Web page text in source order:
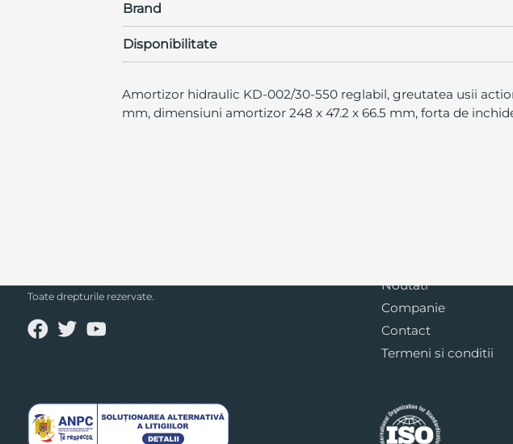
Brand
Disponibilitate
Amortizor hidraulic KD-002/30-550 reglabil, greutatea usii
mm, dimensiuni amortizor 248 x 47.2 x 66.5 mm, forta de
Toate drepturile rezervate.
Noutati
Companie
Contact
Termeni si conditii